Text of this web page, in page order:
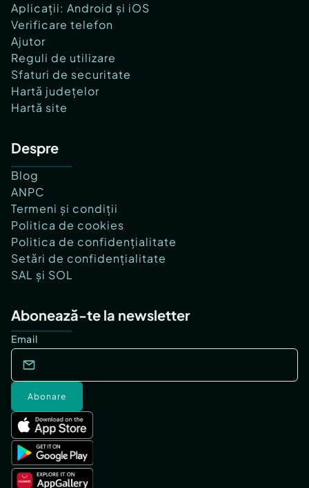
Aplicații: Android și iOS
Verificare telefon
Ajutor
Reguli de utilizare
Sfaturi de securitate
Hartă județelor
Hartă site
Despre
Blog
ANPC
Termeni și condiții
Politica de cookies
Politica de confidențialitate
Setări de confidențialitate
SAL și SOL
Abonează-te la newsletter
Email
Abonare